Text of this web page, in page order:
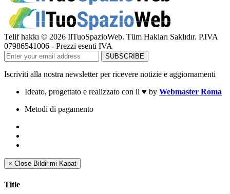
Telif hakkı © 2026 IlTuoSpazioWeb. Tüm Hakları Saklıdır. P.IVA
07986541006 - Prezzi esenti IVA
Iscriviti alla nostra newsletter per ricevere notizie e aggiornamenti
Ideato, progettato e realizzato con il ♥ by Webmaster Roma
Metodi di pagamento
× Close Bildirimi Kapat
Title